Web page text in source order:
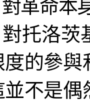
革命本
托洛茨
的參
不是